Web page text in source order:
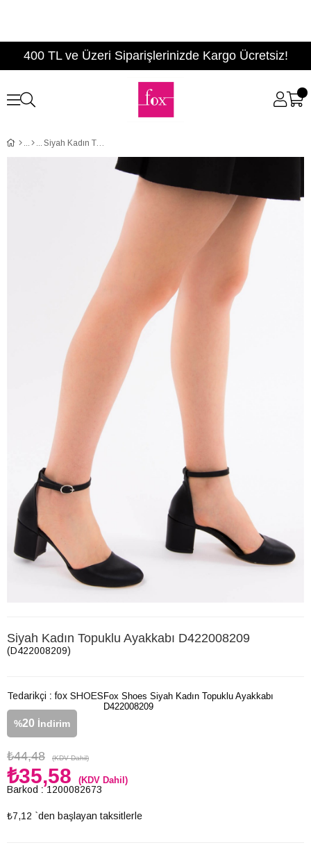
400 TL ve Üzeri Siparişlerinizde Kargo Ücretsiz!
Siyah Kadın Topuklu Ayakkabı D422008209
Siyah Kadın Topuklu Ayakkabı D422008209
(D422008209)
Tedarikçi : fox SHOES
%20 İndirim
₺44,48 (KDV Dahil)
₺35,58 (KDV Dahil)
Barkod : 1200082673
₺7,12 `den başlayan taksitlerle
Fox Shoes Siyah Kadın Topuklu Ayakkabı
D422008209